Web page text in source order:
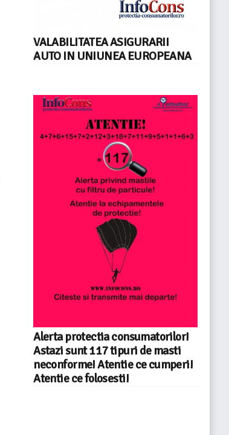
VALABILITATEA ASIGURARII
AUTO IN UNIUNEA EUROPEANA
Alerta protectia consumatorilor!
Astazi sunt 117 tipuri de masti
neconforme! Atentie ce cumperi!
Atentie ce folosesti!